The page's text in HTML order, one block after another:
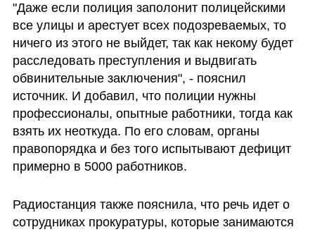
"Даже если полиция заполонит полицейскими
все улицы и арестует всех подозреваемых, то
ничего из этого не выйдет, так как некому будет
расследовать преступления и выдвигать
обвинительные заключения", - пояснил
источник. И добавил, что полиции нужны
профессионалы, опытные работники, тогда как
взять их неоткуда. По его словам, органы
правопорядка и без того испытывают дефицит
примерно в 5000 работников.
Радиостанция также пояснила, что речь идет о
сотрудниках прокуратуры, которые занимаются